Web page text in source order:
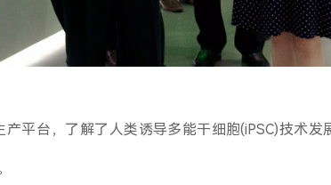
平台，了解了人类诱导多能干细胞(iPSC)技术